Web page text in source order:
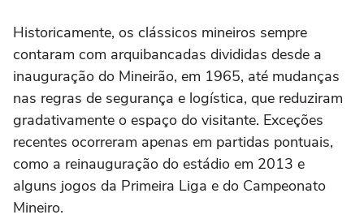
Historicamente, os clássicos mineiros sempre
contaram com arquibancadas divididas desde a
inauguração do Mineirão, em 1965, até mudanças
nas regras de segurança e logística, que reduziram
gradativamente o espaço do visitante. Exceções
recentes ocorreram apenas em partidas pontuais,
como a reinauguração do estádio em 2013 e
alguns jogos da Primeira Liga e do Campeonato
Mineiro.